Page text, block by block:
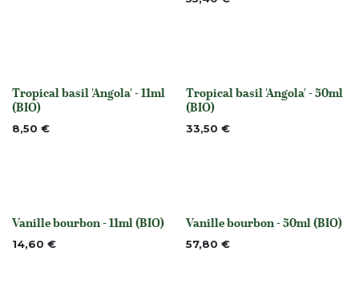
None
Tropical basil 'Angola' - 11ml
(BIO)
8,50 €
None
Tropical basil 'Angola' - 50ml
(BIO)
33,50 €
None
Vanille bourbon - 11ml (BIO)
14,60 € None
Vanille bourbon - 50ml (BIO)
57,80 €